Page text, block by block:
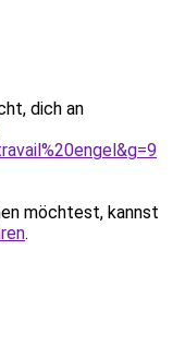
dich an
möchtest, kannst
.